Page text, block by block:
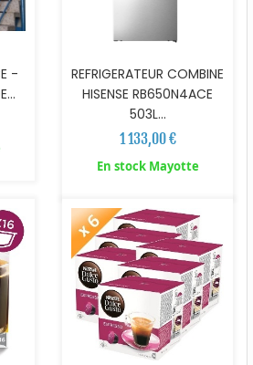
-
REFRIGERATEUR COMBINE
HISENSE RB650N4ACE
503L...
1 133,00 €
En stock Mayotte